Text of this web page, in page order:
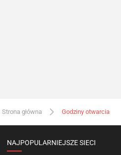
Strona główna Godziny otwarcia
NAJPOPULARNIEJSZE SIECI